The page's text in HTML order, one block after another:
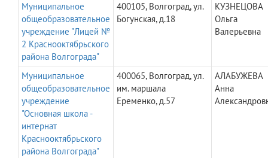
Муниципальное
общеобразовательное
учреждение "Лицей №
2 Краснооктябрьского
района Волгограда"
400105, Волгоград, ул.
Богунская, д.18
КУЗНЕЦОВА
Ольга
Валерьевна
Муниципальное
общеобразовательное
учреждение
"Основная школа -
интернат
Краснооктябрьского
района Волгограда"
400065, Волгоград, ул.
им. маршала
Еременко, д.57
АЛАБУЖЕВА
Анна